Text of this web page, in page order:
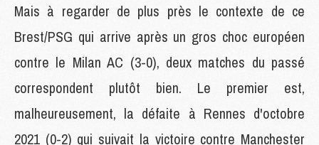
Mais à regarder de plus près le contexte de ce
Brest/PSG qui arrive après un gros choc européen
contre le Milan AC (3-0), deux matches du passé
correspondent plutôt bien. Le premier est,
malheureusement, la défaite à Rennes d'octobre
2021 (0-2) qui suivait la victoire contre Manchester